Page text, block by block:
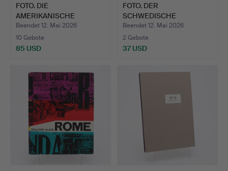
FOTO. DIE
AMERIKANISCHE
FOTOGRAFIN ANNIE L…
Beendet 12. Mai 2026
10 Gebote
85 USD
FOTO. DER
SCHWEDISCHE
FOTOGRAF GUNNAR
SMOL…
Beendet 12. Mai 2026
2 Gebote
37 USD